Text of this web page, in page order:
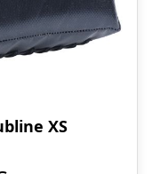
XS